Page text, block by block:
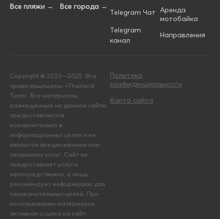
Все пляжи →
Все города →
Telegram Чат
Telegram
канал
Аренда
мотобайка
Направления
Copyright © 2023—2025. Все
права защищены. «Thailand
Turist». Все материалы,
размещенные на данном сайте,
предоставляются
исключительно в
информационных целях и не
являются предложением или
оказанием услуг. Сайт не
предоставляет услуги
непосредственно, а лишь
рекомендует информацию для
ознакомительных целей. При
использовании материалов
активная ссылка на сайт
Политика
конфиденциальности
Карта сайта